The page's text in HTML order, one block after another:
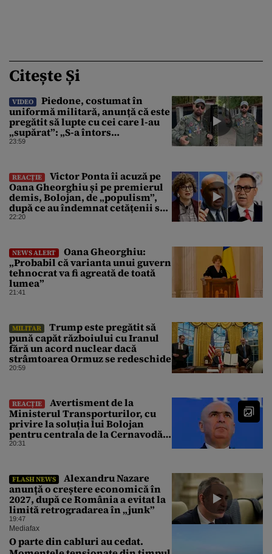
Citește Și
VIDEO
Piedone, costumat în
uniformă militară, anunță că este
pregătit să lupte cu cei care l-au
„supărat”: „S-a întors
boomerangul”
23:59
REACȚIE
Victor Ponta îi acuză pe
Oana Gheorghiu și pe premierul
demis, Bolojan, de „populism”,
după ce au îndemnat cetățenii să
reducă consumul energetic
22:20
NEWS ALERT
Oana Gheorghiu:
„Probabil că varianta unui guvern
tehnocrat va fi agreată de toată
lumea”
21:41
MILITAR
Trump este pregătit să
pună capăt războiului cu Iranul
fără un acord nuclear dacă
strâmtoarea Ormuz se redeschide
20:59
REACȚIE
Avertisment de la
Ministerul Transporturilor, cu
privire la soluția lui Bolojan
pentru centrala de la Cernavodă:
„Pericolul n-a trecut”
20:31
FLASH NEWS
Alexandru Nazare
anunță o creștere economică în
2027, după ce România a evitat la
limită retrogradarea în „junk”
19:47
Mediafax
O parte din cabluri au cedat.